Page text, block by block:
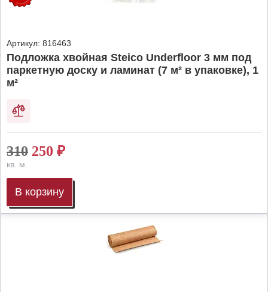
Артикул: 816463
Подложка хвойная Steico Underfloor 3 мм под
паркетную доску и ламинат (7 м² в упаковке), 1
м²
310 250 ₽
кв. м.
В корзину